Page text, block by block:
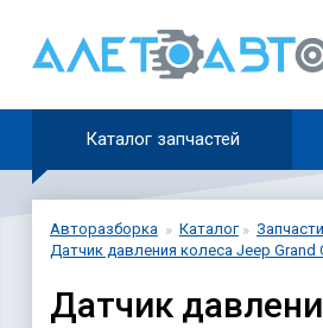
Каталог запчастей
Авторазборка Каталог
Датчик давления колеса Jeep Grand
Датчик